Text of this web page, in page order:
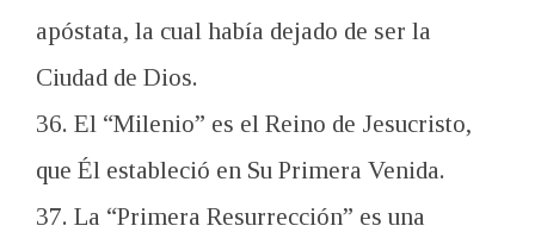
apóstata, la cual había dejado de ser la
Ciudad de Dios.
36. El “Milenio” es el Reino de Jesucristo,
que Él estableció en Su Primera Venida.
37. La “Primera Resurrección” es una